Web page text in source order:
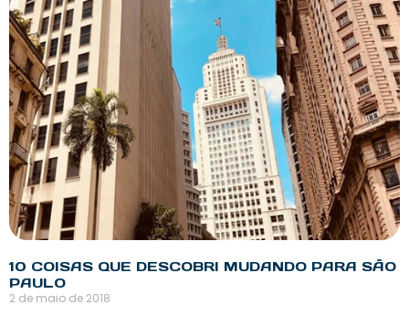
10 COISAS QUE DESCOBRI MUDANDO PARA SÃO
PAULO
2 de maio de 2018